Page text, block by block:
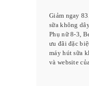
Giảm ngay
sữa không
Phụ nữ 8-3,
ưu đãi đặc
máy hút sữa
và website